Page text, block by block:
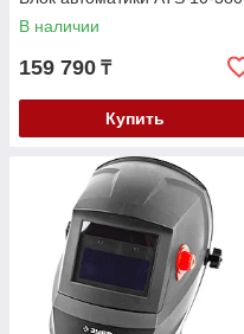
В наличии
159 790 ₸
Купить